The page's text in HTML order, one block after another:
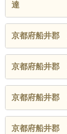
達
京都府船井郡
京都府船井郡
京都府船井郡
京都府船井郡